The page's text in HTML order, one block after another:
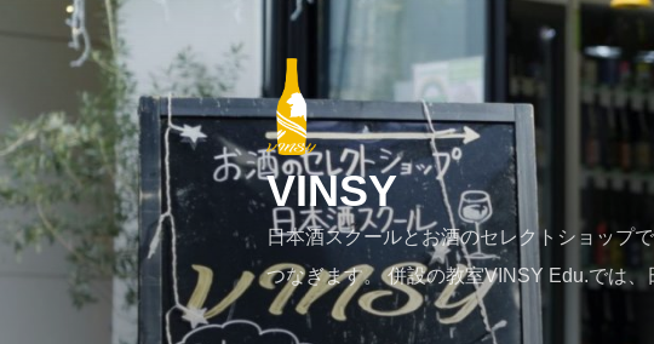
ツ
へ
ス
ッ
VINSY
日本酒スクールとお酒のセレクトショップ
つなぎます。 併設の教室VINSY Edu.では